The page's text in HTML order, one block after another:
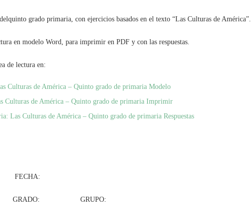
grado primaria, con ejercicios basados en el texto “Las Culturas de América”.
en modelo Word, para imprimir en PDF y con las respuestas.
de lectura en:
Culturas de América – Quinto grado de primaria Modelo
Culturas de América – Quinto grado de primaria Imprimir
Las Culturas de América – Quinto grado de primaria Respuestas
GRUPO: